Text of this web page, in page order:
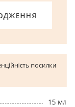
посилки
15 мл